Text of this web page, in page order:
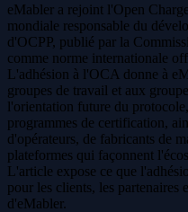
eMabler a rejoint l'Open
mondiale responsable du
d'OCPP, publié par la
comme norme internationale
L'adhésion à l'OCA donne à
groupes de travail et aux
l'orientation future du
programmes de certification,
d'opérateurs, de fabricants de
plateformes qui façonnent
L'article expose ce que
pour les clients, les
d'eMabler.